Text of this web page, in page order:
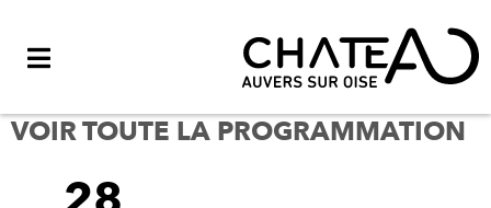
VOIR TOUTE LA PROGRAMMATION
FILTRER